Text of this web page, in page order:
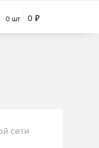
0 шт. 0
0 шт. 0 ₽
сети